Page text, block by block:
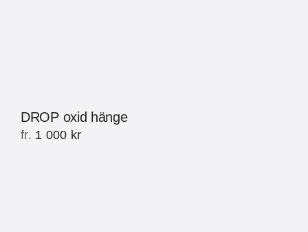
DROP oxid hänge
fr. 1 000 kr